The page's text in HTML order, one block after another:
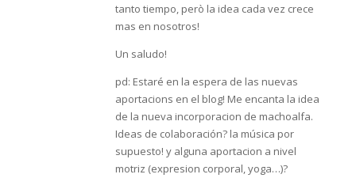
tanto tiempo, però la idea cada vez crece
mas en nosotros!
Un saludo!
pd: Estaré en la espera de las nuevas
aportacions en el blog! Me encanta la idea
de la nueva incorporacion de machoalfa.
Ideas de colaboración? la música por
supuesto! y alguna aportacion a nivel
motriz (expresion corporal, yoga…)?